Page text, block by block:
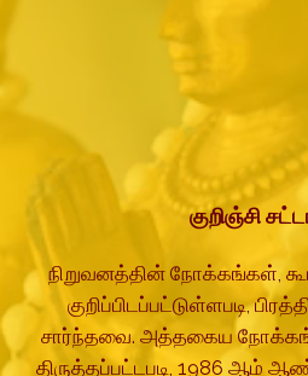
குறிஞ்சி
நிறுவனத்தின் நோக்கங்கள்,
குறிப்பிடப்பட்டுள்ளபடி,
சார்ந்தவை. அத்தகைய
திருத்தப்பட்டபடி, 1986 ஆம்